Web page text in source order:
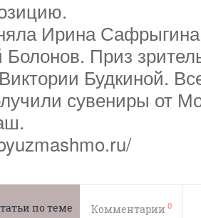
Ирина
Приз
Будкиной.
сувениры от
по теме Комментарии 0